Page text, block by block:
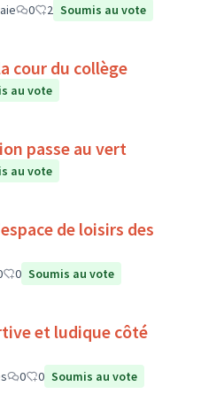
0 2 Soumis au vote
Aménagement de la cour du collège
au vote
passe au vert
au vote
de loisirs des
0 Soumis au vote
et ludique côté
0 0 Soumis au vote